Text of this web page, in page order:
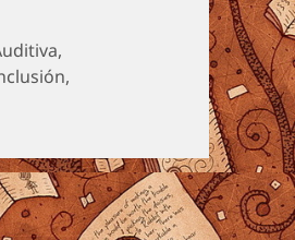
,
,